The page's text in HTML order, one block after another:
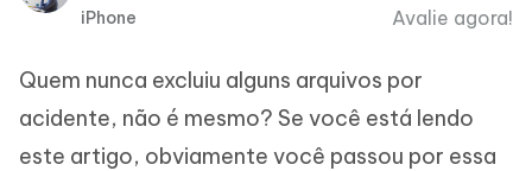
Editor
iAnyGo
iPhone
Avalie agora!
Quem nunca excluiu alguns arquivos por
acidente, não é mesmo? Se você está lendo
este artigo, obviamente você passou por essa